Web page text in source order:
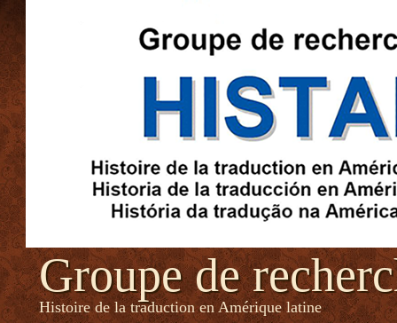
Groupe de
Histoire de la traduction en Amérique latine